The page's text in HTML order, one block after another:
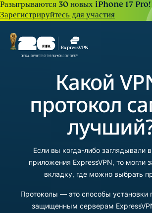
Разыгрываются 30 новых iPhone 17 Pro!
Зарегистрируйтесь для участия
Какой
протокол
Если вы когда-либо заглядывали
приложения ExpressVPN, то могли
вкладку, где можно выбрать
Протоколы — это способы установки
защищенным серверам